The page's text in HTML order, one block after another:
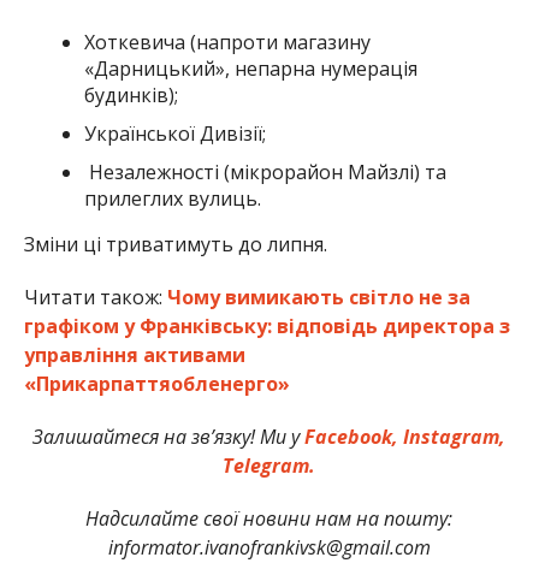
Хоткевича (напроти магазину
«Дарницький», непарна нумерація
будинків);
Української Дивізії;
Незалежності (мікрорайон Майзлі) та
прилеглих вулиць.
Зміни ці триватимуть до липня.
Читати також: Чому вимикають світло не за
графіком у Франківську: відповідь директора з
управління активами
«Прикарпаттяобленерго»
Залишайтеся на зв’язку! Ми уFacebook, Instagram,
Telegram.
Надсилайте свої новини нам на пошту:
informator.ivanofrankivsk@gmail.com